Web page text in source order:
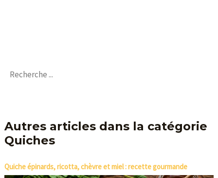
Autres articles dans la catégorie
Quiches
Quiche épinards, ricotta, chèvre et miel : recette gourmande